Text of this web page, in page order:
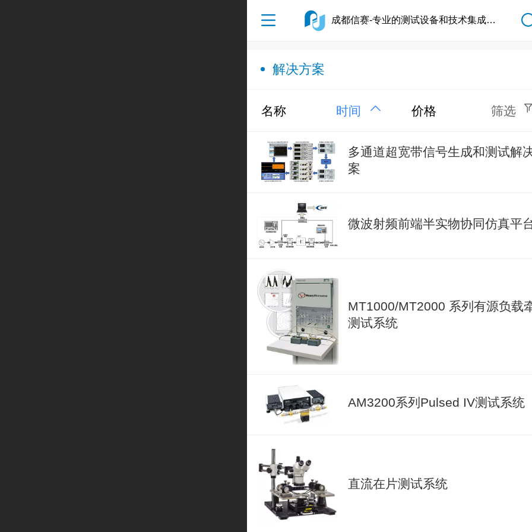
成都信赛-专业的测试设备和技术集成服务
解决方案
名称 时间 价格 筛选
多通道超宽带信号生成和测试解
案
微波射频前端半实物协同仿真平
MT1000/MT2000 系列有源负载
测试系统
AM3200系列Pulsed IV测试系统
直流在片测试系统